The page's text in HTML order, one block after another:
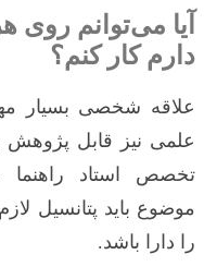
آیا می‌توانم
دارم کار کنم؟
علاقه شخصی بسیار
علمی نیز قابل پژوهش
تخصص استاد راهنما
موضوع باید پتانسیل
را دارا باشد.